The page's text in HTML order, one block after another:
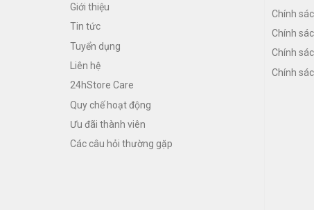
Giới thiệu
Tin tức
Tuyển dụng
Liên hệ
24hStore Care
Quy chế hoạt động
Ưu đãi thành viên
Các câu hỏi thường gặp
Chính
Chính
Chính
Chính